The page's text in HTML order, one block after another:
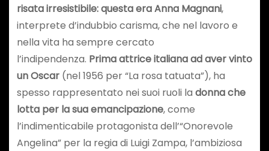
risata irresistibile: questa era Anna Magnani,
interprete d’indubbio carisma, che nel lavoro e
nella vita ha sempre cercato
l’indipendenza. Prima attrice italiana ad aver vinto
un Oscar(nel 1956 per “La rosa tatuata”), ha
spesso rappresentato nei suoi ruoli la donna che
lotta per la sua emancipazione, come
l’indimenticabile protagonista dell’“Onorevole
Angelina” per la regia di Luigi Zampa, l’ambiziosa